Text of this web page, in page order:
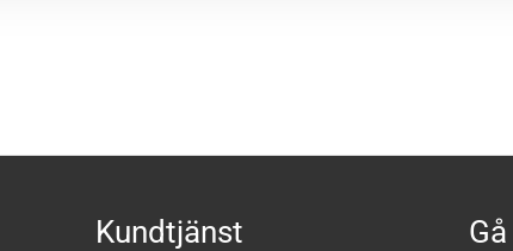
Kundtjänst